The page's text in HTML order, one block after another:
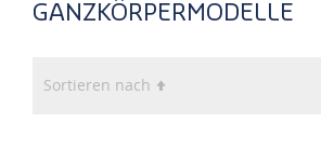
GANZKÖRPERMODELLE
Sortieren nach